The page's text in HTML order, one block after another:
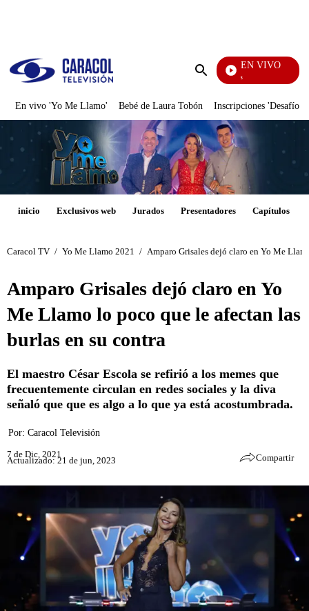
Enviar
EN VIVO
Los Informantes
En vivo 'Yo Me Llamo' Bebé de Laura Tobón Inscripciones 'Desafío'
inicio Exclusivos web Jurados Presentadores Capítulos
Caracol TV / Yo Me Llamo 2021 / Amparo Grisales dejó claro en Yo Me
Amparo Grisales dejó claro en Yo
Me Llamo lo poco que le afectan las
burlas en su contra
El maestro César Escola se refirió a los memes que
frecuentemente circulan en redes sociales y la diva
señaló que que es algo a lo que ya está acostumbrada.
Por: Caracol Televisión
7 de Dic, 2021
Actualizado: 21 de jun, 2023 Compartir